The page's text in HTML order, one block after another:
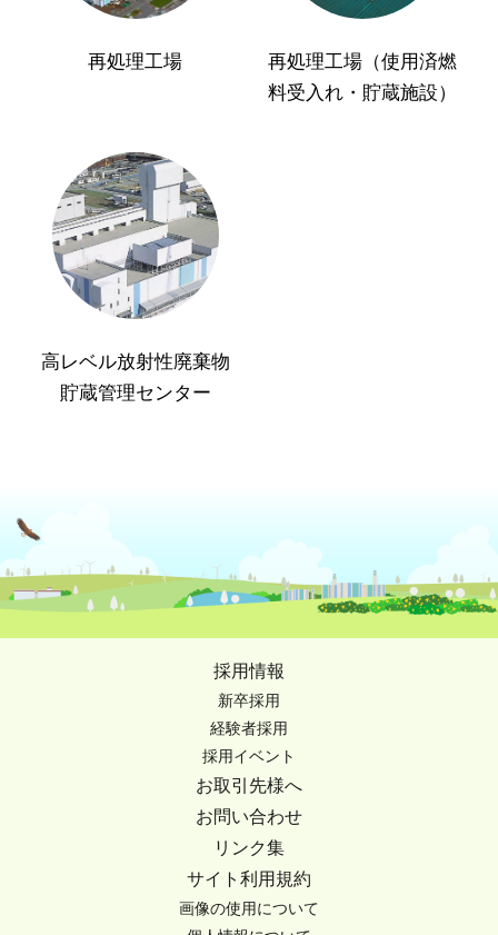
再処理工場
再処理工場（使用済燃
料受入れ・貯蔵施設）
高レベル放射性廃棄物
貯蔵管理センター
採用情報
新卒採用
経験者採用
採用イベント
お取引先様へ
お問い合わせ
リンク集
サイト利用規約
画像の使用について